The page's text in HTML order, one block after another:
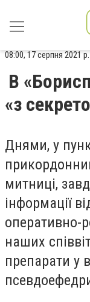
08:00, 17 серпня 2021 р.
В
«з
Днями, у
митниці,
інформації
оперативно-
наших
препарати у